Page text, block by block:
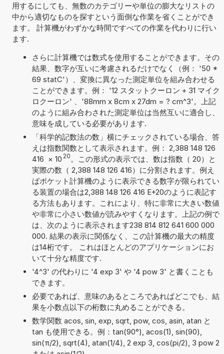
用するにしても、無数のカテゴリーや単位の膨大なリストの
中から適切なものを探すという面倒な作業を省くことができ
ます。 計算機がわずかな時間ですべての作業を代わりに行い
ます.
さらに計算機では数式を使用することができます。その
結果、数字が互いに考慮されるだけでなく（例： '50 *
69 statC'）、変換に異なった測定単位を組み合わせる
ことができます。例： '12 スタットクーロン + 31 マイク
ロクーロン' 、'88mm x 8cm x 27dm = ? cm^3'。上記
のように組み合わされた測定単位は当然互いに適合し、
意味を成している必要があります.
「科学的記数法の数」横にチェックされている場合、答
えは指数関数として表示されます。例： 2,388 148 126
416 × 10 20 。この形式の表示では、数は指数（ 20）と
実際の数（ 2,388 148 126 416）に分割されます。例え
ばポケット計算機のように表示できる数字が限られてい
る装置の場合は2,388 148 126 416 E+20のように表記す
る方法もあります。これにより、特に非常に大きい数値
や非常に小さい数値が読みやすくなります。上記の例で
は、次のように表示されます238 814 812 641 600 000
000. 結果の表示に関係なく、この計算機の最大の精度
は14桁です。 これはほとんどのアプリケーションにお
いて十分な精度です.
'4^3' の代わりに '4 exp 3' や '4 pow 3' と書くことも
できます。
必要であれば、意味のあるところであればどこでも、結
果を小数点以下の桁数に丸めることができる。
数学関数 acos, sin, exp, sqrt, pow, cos, asin, atan と
tan も使用できる。例：tan(90°), acos(1), sin(90),
sin(π/2), sqrt(4), atan(1/4), 2 exp 3, cos(pi/2), 3 pow 2